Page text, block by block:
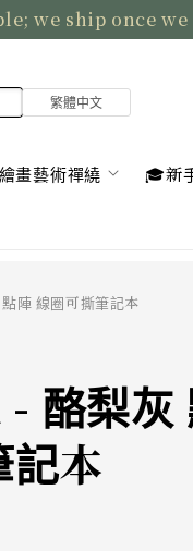
we ship once we
畫藝術禪繞 🎓新
陣 線圈可撕筆記本
酪梨灰
記本